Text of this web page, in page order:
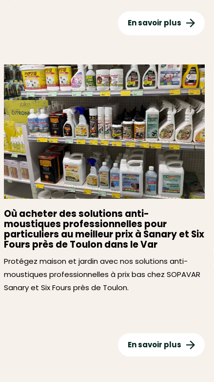
En savoir plus
Où acheter des solutions anti-
moustiques professionnelles pour
particuliers au meilleur prix à Sanary et Six
Fours près de Toulon dans le Var
Protégez maison et jardin avec nos solutions anti-
moustiques professionnelles à prix bas chez SOPAVAR
Sanary et Six Fours près de Toulon.
En savoir plus